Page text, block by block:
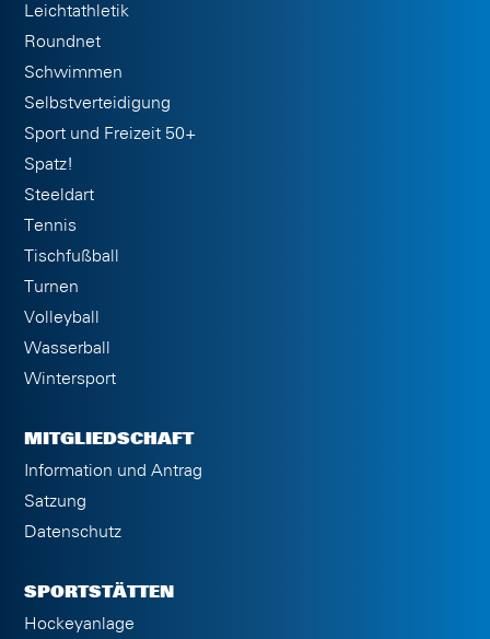
Leichtathletik
Roundnet
Schwimmen
Selbstverteidigung
Sport und Freizeit 50+
Spatz!
Steeldart
Tennis
Tischfußball
Turnen
Volleyball
Wasserball
Wintersport
MITGLIEDSCHAFT
Information und Antrag
Satzung
Datenschutz
SPORTSTÄTTEN
Hockeyanlage